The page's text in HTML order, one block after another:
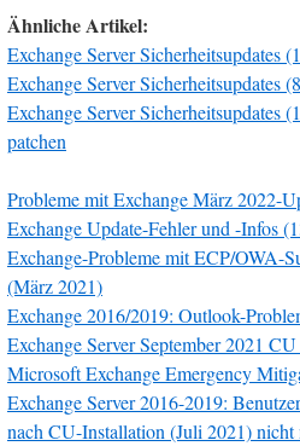
Ähnliche Artikel:
Exchange Server Sicherheitsupdates
Exchange Server Sicherheitsupdates
Exchange Server Sicherheitsupdates
patchen
Probleme mit Exchange März 2022-
Exchange Update-Fehler und -Infos
Exchange-Probleme mit ECP/OWA-
(März 2021)
Exchange 2016/2019: Outlook-
Exchange Server September 2021
Microsoft Exchange Emergency
Exchange Server 2016-2019:
nach CU-Installation (Juli 2021) nicht